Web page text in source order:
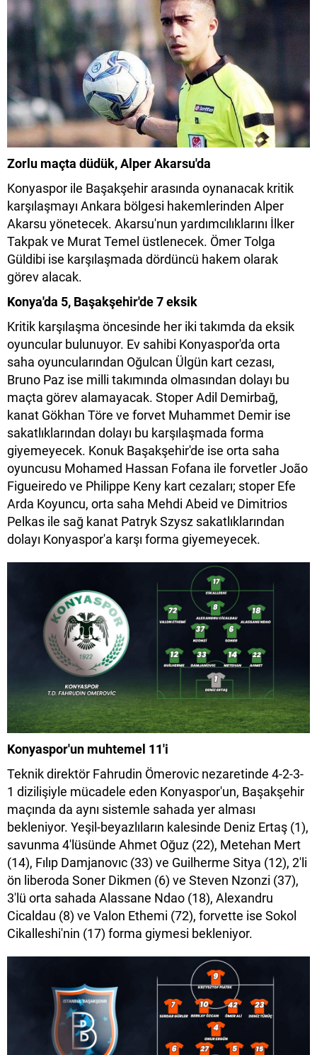
Zorlu maçta düdük, Alper Akarsu'da
Konyaspor ile Başakşehir arasında oynanacak kritik
karşılaşmayı Ankara bölgesi hakemlerinden Alper
Akarsu yönetecek. Akarsu'nun yardımcılıklarını İlker
Takpak ve Murat Temel üstlenecek. Ömer Tolga
Güldibi ise karşılaşmada dördüncü hakem olarak
görev alacak.
Konya'da 5, Başakşehir'de 7 eksik
Kritik karşılaşma öncesinde her iki takımda da eksik
oyuncular bulunuyor. Ev sahibi Konyaspor'da orta
saha oyuncularından Oğulcan Ülgün kart cezası,
Bruno Paz ise milli takımında olmasından dolayı bu
maçta görev alamayacak. Stoper Adil Demirbağ,
kanat Gökhan Töre ve forvet Muhammet Demir ise
sakatlıklarından dolayı bu karşılaşmada forma
giyemeyecek. Konuk Başakşehir'de ise orta saha
oyuncusu Mohamed Hassan Fofana ile forvetler João
Figueiredo ve Philippe Keny kart cezaları; stoper Efe
Arda Koyuncu, orta saha Mehdi Abeid ve Dimitrios
Pelkas ile sağ kanat Patryk Szysz sakatlıklarından
dolayı Konyaspor'a karşı forma giyemeyecek.
Konyaspor'un muhtemel 11'i
Teknik direktör Fahrudin Ömerovic nezaretinde 4-2-3-
1 dizilişiyle mücadele eden Konyaspor'un, Başakşehir
maçında da aynı sistemle sahada yer alması
bekleniyor. Yeşil-beyazlıların kalesinde Deniz Ertaş (1),
savunma 4'lüsünde Ahmet Oğuz (22), Metehan Mert
(14), Fılıp Damjanovıc (33) ve Guilherme Sitya (12), 2'li
ön liberoda Soner Dikmen (6) ve Steven Nzonzi (37),
3'lü orta sahada Alassane Ndao (18), Alexandru
Cicaldau (8) ve Valon Ethemi (72), forvette ise Sokol
Cikalleshi'nin (17) forma giymesi bekleniyor.